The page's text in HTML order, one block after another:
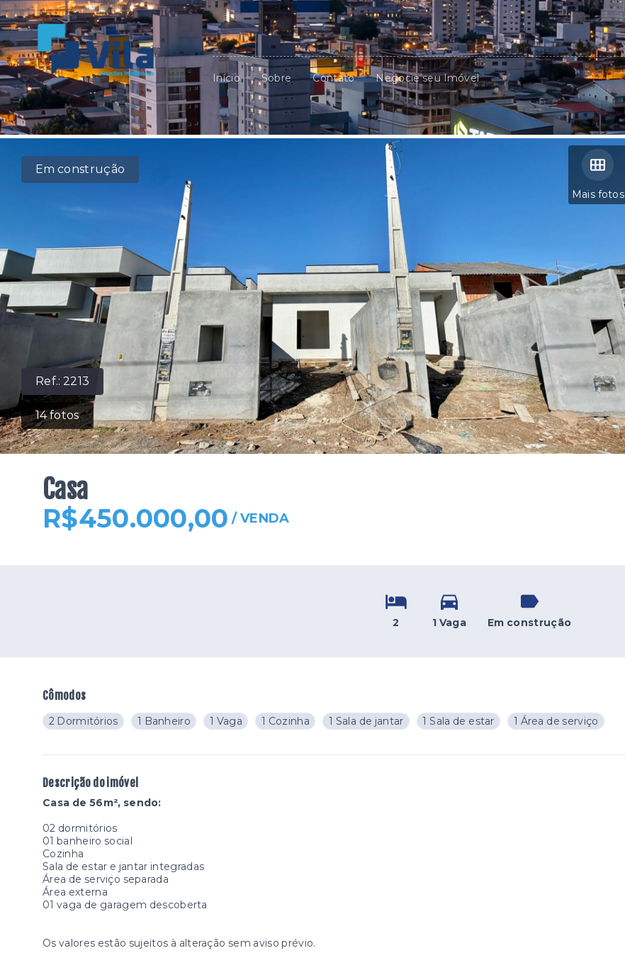
Início Sobre Contato Negocie seu Imóvel
Ref.:2213
14fotos
Mais fotos
Em construção
Casa
R$450.000,00 /VENDA
2 1 Vaga Em construção
Cômodos
2 Dormitórios 1 Banheiro 1 Vaga 1 Cozinha 1 Sala de jantar 1 Sala de estar 1 Área de serviço
Descrição do imóvel
Casa de 56m², sendo:
02 dormitórios
01 banheiro social
Cozinha
Sala de estar e jantar integradas
Área de serviço separada
Área externa
01 vaga de garagem descoberta
Os valores estão sujeitos à alteração sem aviso prévio.